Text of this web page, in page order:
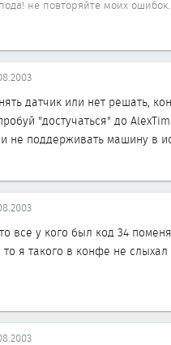
не повторяйте моих ошибок.
датчик или нет решать,
"достучаться" до
не поддерживать машину в
все у кого был код 34
то я такого в конфе не